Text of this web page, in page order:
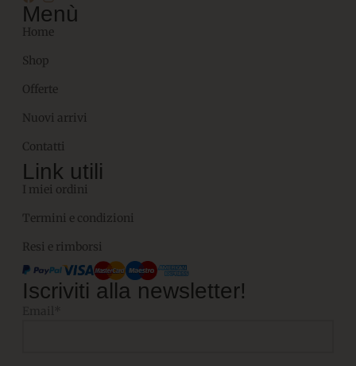
Menù
Home
Shop
Offerte
Nuovi arrivi
Contatti
Link utili
I miei ordini
Termini e condizioni
Resi e rimborsi
Iscriviti alla newsletter!